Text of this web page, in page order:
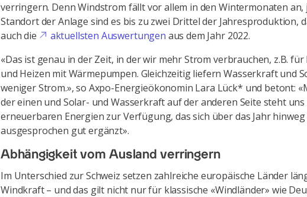
verringern. Denn Windstrom fällt vor allem in den Wintermonaten an,
Standort der Anlage sind es bis zu zwei Drittel der Jahresproduktion,
auch die
aktuellsten Auswertungen aus dem Jahr 2022.
«Das ist genau in der Zeit, in der wir mehr Strom verbrauchen, z.B.
und Heizen mit Wärmepumpen. Gleichzeitig liefern Wasserkraft und
weniger Strom.», so Axpo-Energieökonomin Lara Lück* und betont:
der einen und Solar- und Wasserkraft auf der anderen Seite steht
erneuerbaren Energien zur Verfügung, das sich über das Jahr hinweg
ausgesprochen gut ergänzt».
Abhängigkeit vom Ausland verringern
Im Unterschied zur Schweiz setzen zahlreiche europäische Länder
Windkraft – und das gilt nicht nur für klassische «Windländer» wie